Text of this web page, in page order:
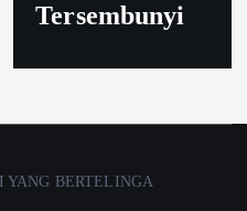
Tersembunyi
YANG BERTELINGA